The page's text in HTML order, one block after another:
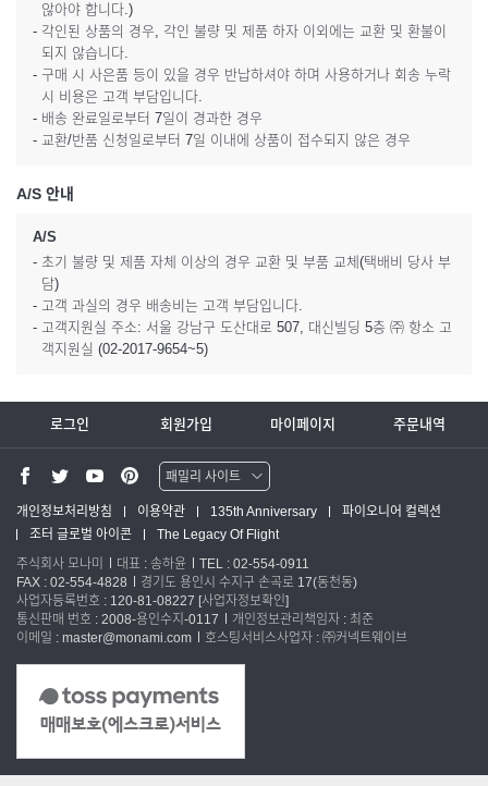
않아야 합니다.)
- 각인된 상품의 경우, 각인 불량 및 제품 하자 이외에는 교환 및 환불이
되지 않습니다.
- 구매 시 사은품 등이 있을 경우 반납하셔야 하며 사용하거나 회송 누락
시 비용은 고객 부담입니다.
- 배송 완료일로부터 7일이 경과한 경우
- 교환/반품 신청일로부터 7일 이내에 상품이 접수되지 않은 경우
A/S 안내
A/S
- 초기 불량 및 제품 자체 이상의 경우 교환 및 부품 교체(택배비 당사 부
담)
- 고객 과실의 경우 배송비는 고객 부담입니다.
- 고객지원실 주소: 서울 강남구 도산대로 507, 대신빌딩 5층 ㈜ 항소 고
객지원실 (02-2017-9654~5)
로그인 회원가입 마이페이지 주문내역
패밀리 사이트
워터맨 쇼핑몰
파카 글로벌
개인정보처리방침 이용약관 135th Anniversary
파이오니어 컬렉션
조터 글로벌 아이콘
The Legacy Of Flight
주식회사 모나미
대표 : 송하윤
TEL : 02-554-0911
FAX : 02-554-4828
경기도 용인시 수지구 손곡로 17(동천동)
사업자등록번호 : 120-81-08227 [사업자정보확인]
통신판매 번호 : 2008-용인수지-0117
개인정보관리책임자 : 최준
이메일 : master@monami.com
호스팅서비스사업자 : ㈜커넥트웨이브